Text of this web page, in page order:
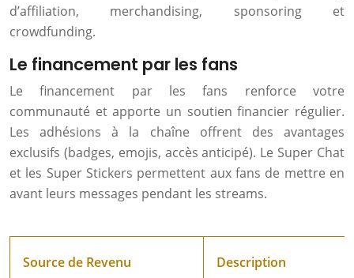
d’affiliation, merchandising, sponsoring et
crowdfunding.
Le financement par les fans
Le financement par les fans renforce votre
communauté et apporte un soutien financier régulier.
Les adhésions à la chaîne offrent des avantages
exclusifs (badges, emojis, accès anticipé). Le Super Chat
et les Super Stickers permettent aux fans de mettre en
avant leurs messages pendant les streams.
Source de Revenu Description